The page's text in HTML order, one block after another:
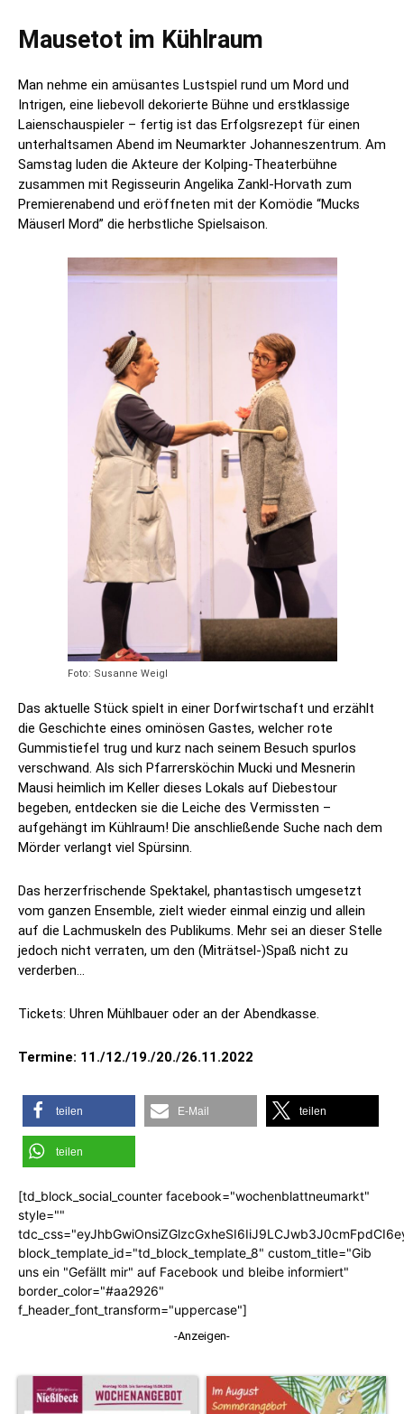
Mausetot im Kühlraum
Man nehme ein amüsantes Lustspiel rund um Mord und
Intrigen, eine liebevoll dekorierte Bühne und erstklassige
Laienschauspieler – fertig ist das Erfolgsrezept für einen
unterhaltsamen Abend im Neumarkter Johanneszentrum. Am
Samstag luden die Akteure der Kolping-Theaterbühne
zusammen mit Regisseurin Angelika Zankl-Horvath zum
Premierenabend und eröffneten mit der Komödie “Mucks
Mäuserl Mord” die herbstliche Spielsaison.
Foto: Susanne Weigl
Das aktuelle Stück spielt in einer Dorfwirtschaft und erzählt
die Geschichte eines ominösen Gastes, welcher rote
Gummistiefel trug und kurz nach seinem Besuch spurlos
verschwand. Als sich Pfarrersköchin Mucki und Mesnerin
Mausi heimlich im Keller dieses Lokals auf Diebestour
begeben, entdecken sie die Leiche des Vermissten –
aufgehängt im Kühlraum! Die anschließende Suche nach dem
Mörder verlangt viel Spürsinn.
Das herzerfrischende Spektakel, phantastisch umgesetzt
vom ganzen Ensemble, zielt wieder einmal einzig und allein
auf die Lachmuskeln des Publikums. Mehr sei an dieser Stelle
jedoch nicht verraten, um den (Miträtsel-)Spaß nicht zu
verderben…
Tickets: Uhren Mühlbauer oder an der Abendkasse.
Termine: 11./12./19./20./26.11.2022
teilen E-Mail teilen
teilen
[td_block_social_counter facebook="wochenblattneumarkt"
style=""
block_template_id="td_block_template_8" custom_title="Gib
uns ein "Gefällt mir" auf Facebook und bleibe informiert"
border_color="#aa2926"
f_header_font_transform="uppercase"]
-Anzeigen-